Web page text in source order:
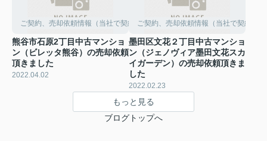
ご契約、売却依頼情報（当社で契約して頂きました）
熊谷市石原2丁目中古マンショ
ン（ビレッタ熊谷）の売却依頼
頂きました
2022.04.02
ご契約、売却依頼情報（当社で契約し
墨田区文花２丁目中古マンショ
ン（ジェノヴィア墨田文花スカ
イガーデン）の売却依頼頂きま
した
2022.02.23
もっと見る
ブログトップへ